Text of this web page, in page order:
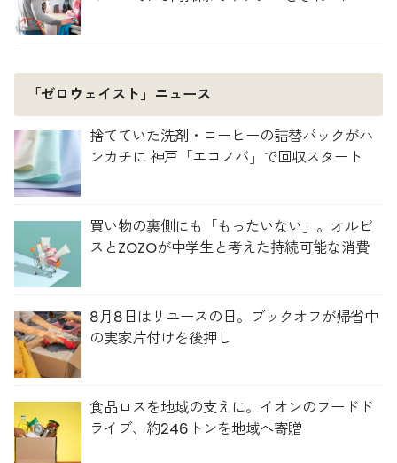
「ゼロウェイスト」ニュース
捨てていた洗剤・コーヒーの詰替パックがハ
ンカチに 神戸「エコノバ」で回収スタート
買い物の裏側にも「もったいない」。オルビ
スとZOZOが中学生と考えた持続可能な消費
8月8日はリユースの日。ブックオフが帰省中
の実家片付けを後押し
食品ロスを地域の支えに。イオンのフードド
ライブ、約246トンを地域へ寄贈